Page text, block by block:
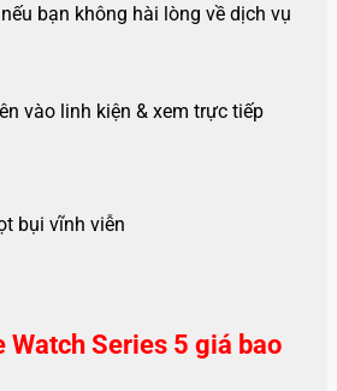
bạn không hài lòng về dịch vụ
vào linh kiện & xem trực tiếp
bụi vĩnh viễn
Watch Series 5 giá bao